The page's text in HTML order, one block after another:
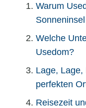
Warum
Welche
Usedom?
Lage, Lage,
perfekten
Reisezeit